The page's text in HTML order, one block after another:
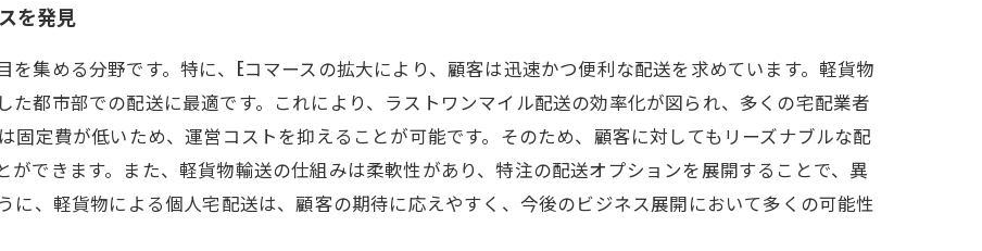
を発見
集める分野です。特に、Eコマースの拡大により、顧客は迅速かつ便利な配送を求めています。軽貨物
都市部での配送に最適です。これにより、ラストワンマイル配送の効率化が図られ、多くの宅配業者
固定費が低いため、運営コストを抑えることが可能です。そのため、顧客に対してもリーズナブルな配
できます。また、軽貨物輸送の仕組みは柔軟性があり、特注の配送オプションを展開することで、異
に、軽貨物による個人宅配送は、顧客の期待に応えやすく、今後のビジネス展開において多くの可能性